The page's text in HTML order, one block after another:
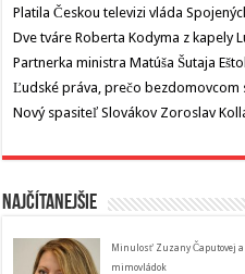
Platila Českou televizi vláda
Dve tváre Roberta Kodyma z kapely
Partnerka ministra Matúša Šutaja
Ľudské práva, prečo bezdomovcom
Nový spasiteľ Slovákov Zoroslav
Najčítanejšie
Minulosť Zuzany Čaputovej
mimovládok